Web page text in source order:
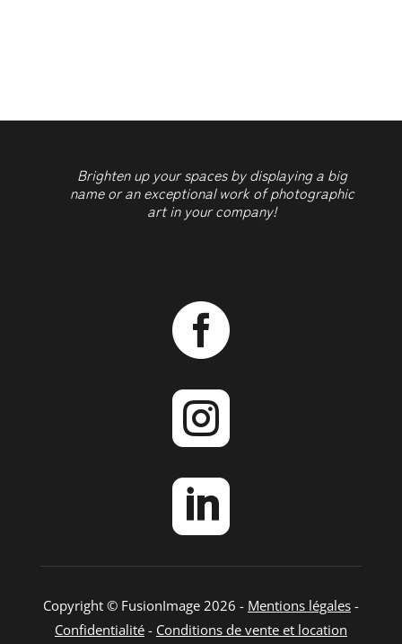
Brighten up your spaces by displaying a big
name or an exceptional work of photographic
art in your company!



Copyright © FusionImage 2026 - Mentions légales-
Confidentialité- Conditions de vente et location